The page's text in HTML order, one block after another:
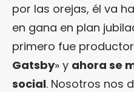
por las orejas, él va
en gana en plan
primero fue
Gatsby» y ahora se
social. Nosotros nos